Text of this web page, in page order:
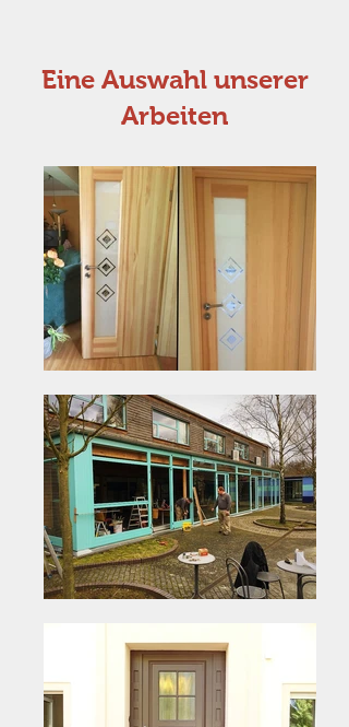
Eine Auswahl unserer
Arbeiten